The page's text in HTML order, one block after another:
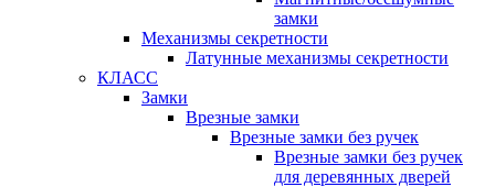
замки
Механизмы секретности
Латунные механизмы секретности
КЛАСС
Замки
Врезные замки
Врезные замки без ручек
Врезные замки без ручек
для деревянных дверей